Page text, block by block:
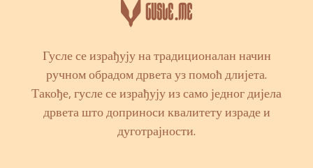
Гусле се израђују на традиционалан начин
ручном обрадом дрвета уз помоћ длијета.
Такође, гусле се израђују из само једног дијела
дрвета што доприноси квалитету израде и
дуготрајности.